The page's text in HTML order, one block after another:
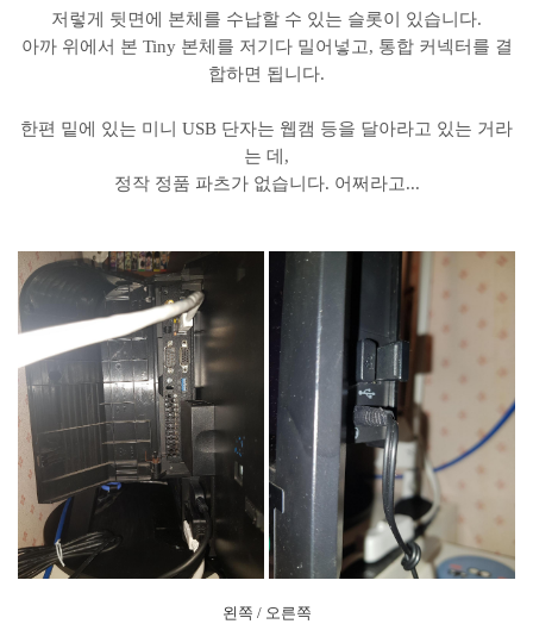
저렇게 뒷면에 본체를 수납할 수 있는 슬롯이 있습니다.
아까 위에서 본 Tiny 본체를 저기다 밀어넣고, 통합 커넥터를 결
합하면 됩니다.
한편 밑에 있는 미니 USB 단자는 웹캠 등을 달아라고 있는 거라
는 데,
정작 정품 파츠가 없습니다. 어쩌라고...
왼쪽 / 오른쪽